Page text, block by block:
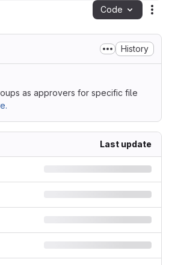
Code
History
as approvers for specific file
Last update